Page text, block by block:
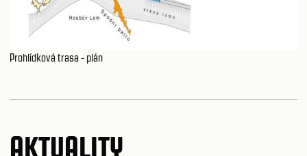
Prohlídková trasa - plán
AKTUALITY